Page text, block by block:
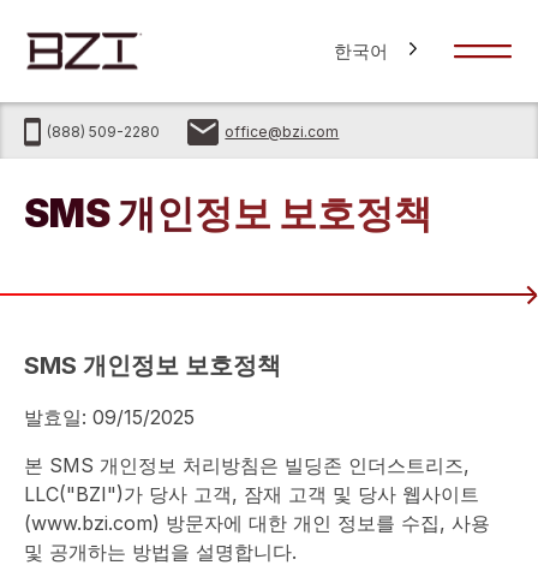
한국어
(888) 509-2280 office@bzi.com
SMS 개인정보 보호정책
SMS 개인정보 보호정책
발효일: 09/15/2025
본 SMS 개인정보 처리방침은 빌딩존 인더스트리즈,
LLC("BZI")가 당사 고객, 잠재 고객 및 당사 웹사이트
(www.bzi.com) 방문자에 대한 개인 정보를 수집, 사용
및 공개하는 방법을 설명합니다.